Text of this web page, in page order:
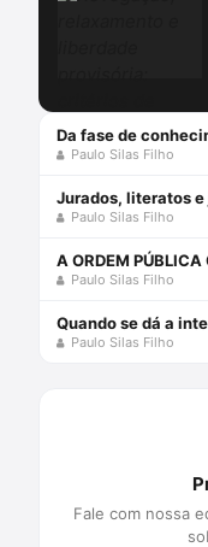
Paulo Silas Filho
Paulo Silas Filho
Paulo Silas Filho
Paulo Silas Filho
Fale com nossa